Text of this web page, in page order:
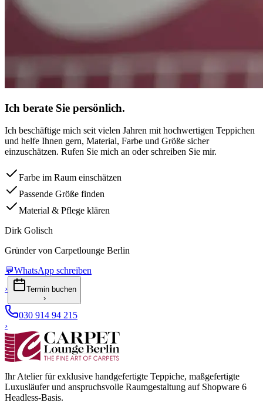
Ich berate Sie persönlich.
Ich beschäftige mich seit vielen Jahren mit hochwertigen Teppichen
und helfe Ihnen gern, Material, Farbe und Größe sicher
einzuschätzen. Rufen Sie mich an oder schreiben Sie mir.
Farbe im Raum einschätzen
Passende Größe finden
Material & Pflege klären
Dirk Golisch
Gründer von Carpetlounge Berlin
💬WhatsApp schreiben
›
Termin buchen
›
030 914 94 215
›
Ihr Atelier für exklusive handgefertigte Teppiche, maßgefertigte
Luxusläufer und anspruchsvolle Raumgestaltung auf Shopware 6
Headless-Basis.